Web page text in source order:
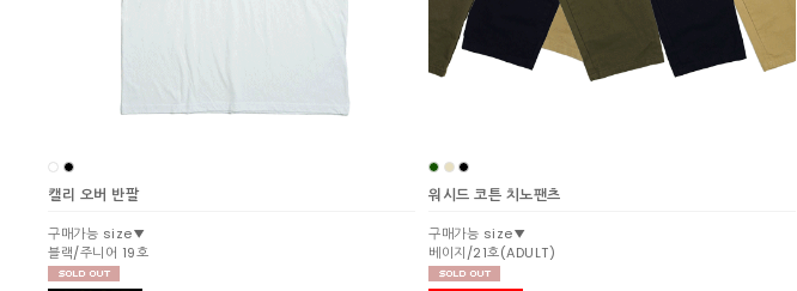
캘리 오버 반팔
구매가능 size▼
블랙/주니어 19호
워시드 코튼 치노팬츠
구매가능 size▼
베이지/21호(ADULT)